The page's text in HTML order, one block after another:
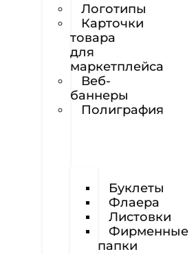
Логотипы
Карточки
товара
для
маркетплейса
Веб-
баннеры
Полиграфия
Буклеты
Флаера
Листовки
Фирменные
папки